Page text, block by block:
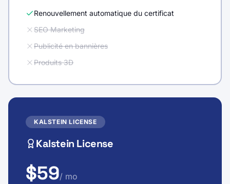
Renouvellement automatique du certificat
SEO Marketing
Publicité en bannières
Produits 3D
KALSTEIN LICENSE
Kalstein License
$59/ mo